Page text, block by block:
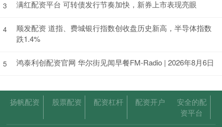
3 满红配资平台 可转债发行节奏加快，新券上市表现亮眼
4
顺发配资 道指、费城银行指数创收盘历史新高，半导体指数
跌1.4%
5 鸿泰利创配资官网 华尔街见闻早餐FM-Radio | 2026年8月6日
扬帆配资 股票配资 配资杠杆 配资开户
安全的配
资平台